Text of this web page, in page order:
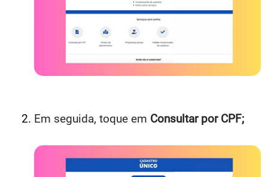
Em seguida, toque em Consultar por CPF;